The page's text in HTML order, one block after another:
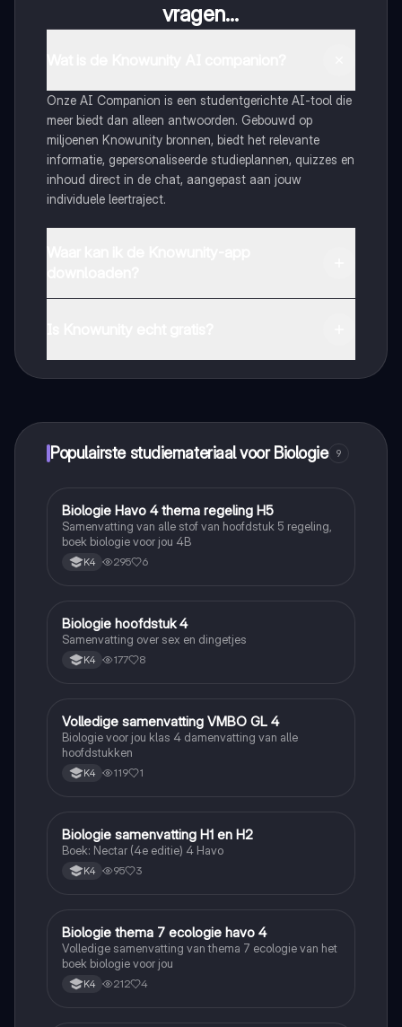
vragen...
Onze AI Companion is een studentgerichte AI-tool die
meer biedt dan alleen antwoorden. Gebouwd op
miljoenen Knowunity bronnen, biedt het relevante
informatie, gepersonaliseerde studieplannen, quizzes en
inhoud direct in de chat, aangepast aan jouw
individuele leertraject.
Populairste studiemateriaal voor Biologie 9
Biologie
Biologie Havo 4 thema regeling H5
Samenvatting van alle stof van hoofdstuk 5 regeling,
boek biologie voor jou 4B
K4 295 6
Biologie
Biologie hoofdstuk 4
Samenvatting over sex en dingetjes
K4 177 8
Biologie
Volledige samenvatting VMBO GL 4
Biologie voor jou klas 4 damenvatting van alle
hoofdstukken
K4 119 1
Biologie
Biologie samenvatting H1 en H2
Boek: Nectar (4e editie) 4 Havo
K4 95 3
Biologie
Biologie thema 7 ecologie havo 4
Volledige samenvatting van thema 7 ecologie van het
boek biologie voor jou
K4 212 4